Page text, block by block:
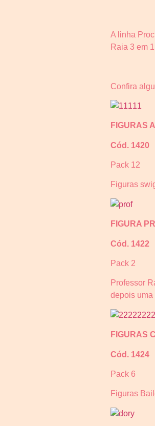
A linha
Raia 3 em
Confira
FIGURAS
Cód. 1420
Pack 12
Figuras
FIGURA
Cód. 1422
Pack 2
Professor
depois uma
FIGURAS
Cód. 1424
Pack 6
Figuras